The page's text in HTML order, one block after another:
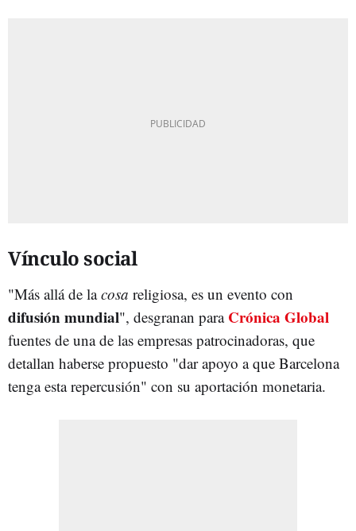
Vínculo social
"Más allá de lacosa religiosa, es un evento con
difusión mundial", desgranan para Crónica Global
fuentes de una de las empresas patrocinadoras, que
detallan haberse propuesto "dar apoyo a que Barcelona
tenga esta repercusión" con su aportación monetaria.